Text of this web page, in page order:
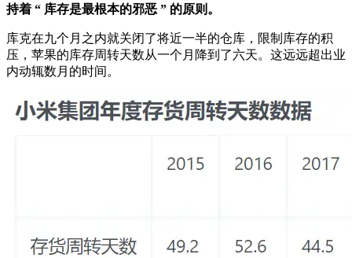
持着 “ 库存是最根本的邪恶 ” 的原则。
库克在九个月之内就关闭了将近一半的仓库，限制库存的积
压，苹果的库存周转天数从一个月降到了六天。这远远超出业
内动辄数月的时间。